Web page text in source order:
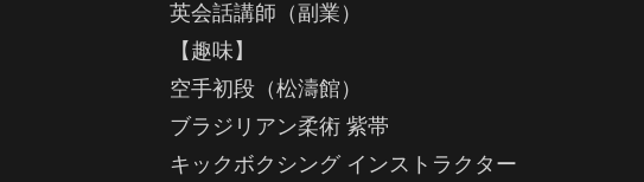
英会話講師（副業）
【趣味】
空手初段（松濤館）
ブラジリアン柔術 紫帯
キックボクシング インストラクター